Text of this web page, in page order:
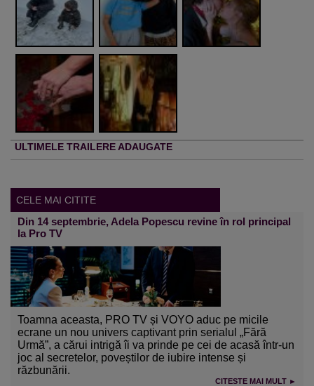
ULTIMELE TRAILERE ADAUGATE
CELE MAI CITITE
Din 14 septembrie, Adela Popescu revine în rol principal
la Pro TV
Toamna aceasta, PRO TV și VOYO aduc pe micile
ecrane un nou univers captivant prin serialul „Fără
Urmă”, a cărui intrigă îi va prinde pe cei de acasă într-un
joc al secretelor, poveștilor de iubire intense și
răzbunării.
CITESTE MAI MULT ►